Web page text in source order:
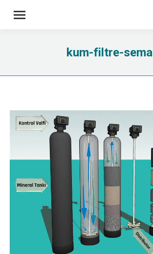
kum-filtre-sema